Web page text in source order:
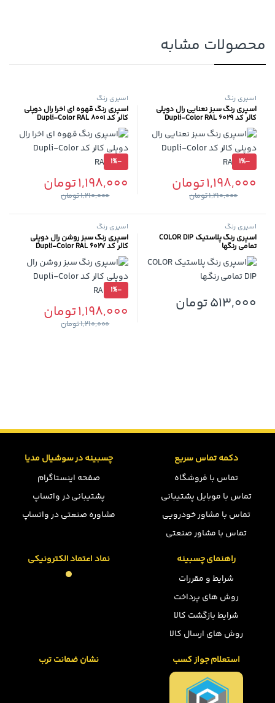
محصولات مشابه
اسپری رنگ
اسپری رنگ سبز نعنایی رال دوپلی
کالر کد Dupli-Color RAL 6029
-
1%
1,198,000تومان
1,210,000تومان
اسپری رنگ
اسپری رنگ قهوه ای اخرا رال دوپلی
کالر کد Dupli-Color RAL 8001
-
1%
1,198,000تومان
1,210,000تومان
اسپری رنگ
اسپری رنگ پلاستیک COLOR DIP
تمامی رنگها
513,000تومان
این محصول دارای انواع مختلفی می باشد. گزینه ها ممکن است در
اسپری رنگ
اسپری رنگ سبز روشن رال دوپلی
کالر کد Dupli-Color RAL 6027
-
1%
1,198,000تومان
1,210,000تومان
دکمه تماس سریع
تماس با فروشگاه
تماس با موبایل پشتیبانی
تماس با مشاور خودرویی
تماس با مشاور صنعتی
چسبینه در سوشیال مدیا
صفحه اینستاگرام
پشتیبانی در واتساپ
مشاوره صنعتی در واتساپ
راهنمای چسبینه
شرایط و مقررات
روش های پرداخت
شرایط بازگشت کالا
روش های ارسال کالا
نماد اعتماد الکترونیکی
استعلام جواز کسب نشان ضمانت ترب